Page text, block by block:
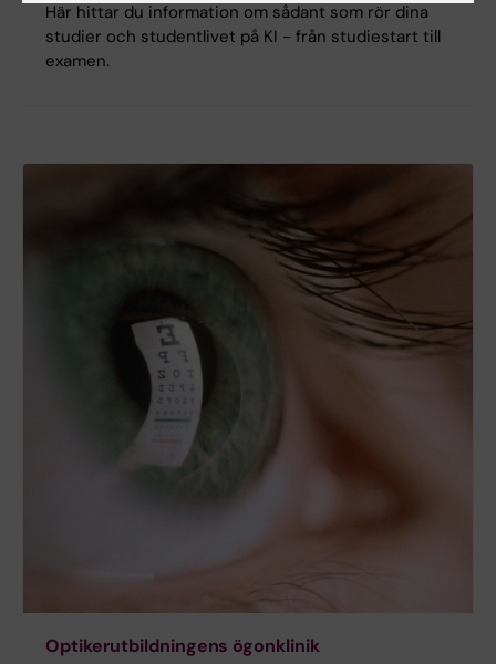
Här hittar du information om sådant som rör dina
studier och studentlivet på KI - från studiestart till
examen.
Optikerutbildningens ögonklinik